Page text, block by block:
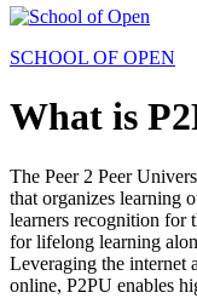
SCHOOL OF OPEN
What is
The Peer 2 Peer
that organizes learning
learners recognition for
for lifelong learning
Leveraging the internet
online, P2PU enables